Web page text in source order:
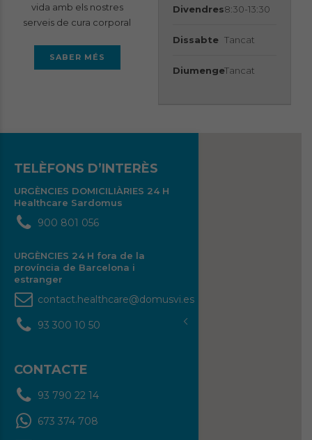
vida amb els nostres
serveis de cura corporal
SABER MÉS
Divendres8:30-13:30
Dissabte Tancat
DiumengeTancat
TELÈFONS D’INTERÈS
URGÈNCIES DOMICILIÀRIES 24 H
Healthcare Sardomus
900 801 056
URGÈNCIES 24 H fora de la
província de Barcelona i
estranger
contact.healthcare@domusvi.es
93 300 10 50
CONTACTE
93 790 22 14
673 374 708